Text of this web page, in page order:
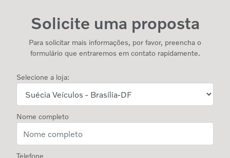
Solicite uma proposta
Para solicitar mais informações, por favor, preencha o
formulário que entraremos em contato rapidamente.
Selecione a loja:
Nome completo
Telefone